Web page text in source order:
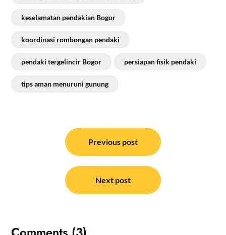
keselamatan pendakian Bogor
koordinasi rombongan pendaki
pendaki tergelincir Bogor persiapan fisik pendaki
tips aman menuruni gunung
Previous post
Next post